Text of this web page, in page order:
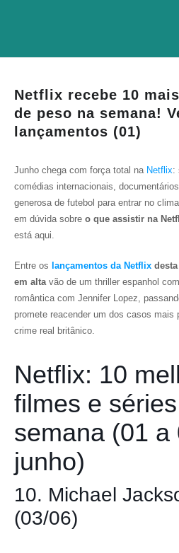
Netflix recebe 10
de peso na semana!
lançamentos (01)
Junho chega com força total na Netflix:
comédias internacionais,
generosa de futebol para entrar no
em dúvida sobre o que assistir na
está aqui.
Entre os lançamentos da Netflix
em altavão de um thriller espanhol
romântica com Jennifer Lopez,
promete reacender um dos casos mais
crime real britânico.
Netflix: 10
filmes e
semana (01 a
junho)
10. Michael
(03/06)